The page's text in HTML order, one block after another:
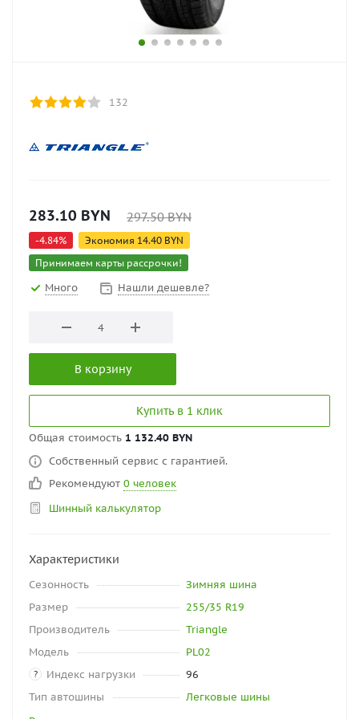
132
283.10 BYN 297.50BYN
-4.84% Экономия 14.40 BYN
Принимаем карты рассрочки!
Много Нашли дешевле?
В корзину
Купить в 1 клик
Общая стоимость 1 132.40 BYN
Собственный сервис с гарантией.
Рекомендуют 0 человек
Шинный калькулятор
Характеристики
Сезонность
Зимняя шина
Размер
255/35 R19
Производитель
Triangle
Модель
PL02
? Индекс нагрузки
96
Тип автошины
Легковые шины